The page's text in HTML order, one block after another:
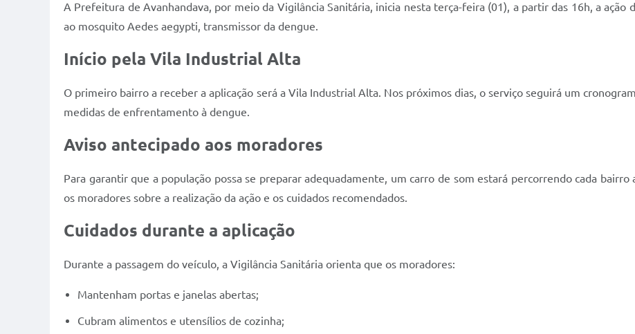
A Prefeitura de Avanhandava, por meio da Vigilância Sanitária, inicia nesta terça-feira (01), a partir das 16h, a ação
ao mosquito Aedes aegypti, transmissor da dengue.
Início pela Vila Industrial Alta
O primeiro bairro a receber a aplicação será a Vila Industrial Alta. Nos próximos dias, o serviço seguirá um
medidas de enfrentamento à dengue.
Aviso antecipado aos moradores
Para garantir que a população possa se preparar adequadamente, um carro de som estará percorrendo cada
os moradores sobre a realização da ação e os cuidados recomendados.
Cuidados durante a aplicação
Durante a passagem do veículo, a Vigilância Sanitária orienta que os moradores:
Mantenham portas e janelas abertas;
Cubram alimentos e utensílios de cozinha;